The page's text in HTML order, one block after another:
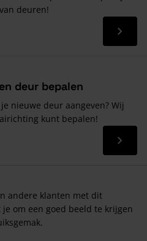
deuren!
Lees
deur bepalen
nieuwe deur aangeven? Wij
kunt bepalen!
Lees
andere klanten met dit
om een goed beeld te krijgen